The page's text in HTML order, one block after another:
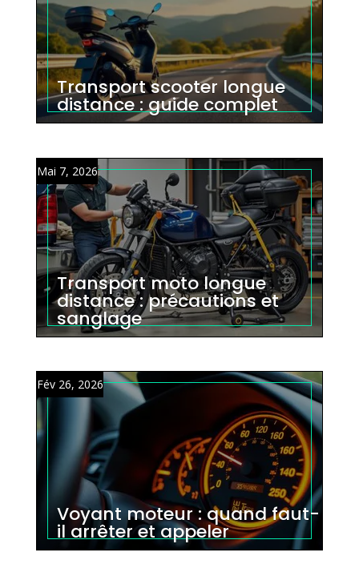
Transport scooter longue
distance : guide complet
Transport moto longue
distance : précautions et
sanglage
Mai 7, 2026
Voyant moteur : quand faut-
il arrêter et appeler
Fév 26, 2026